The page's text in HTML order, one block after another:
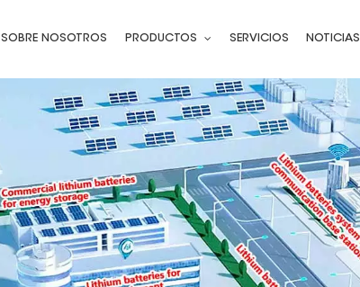
SOBRE NOSOTROS PRODUCTOS SERVICIOS NOTICIAS